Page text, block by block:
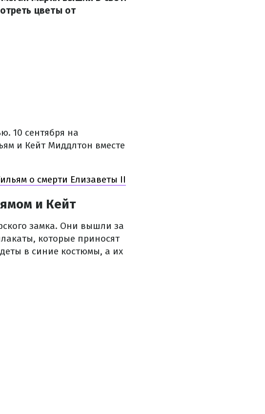
цветы от
10 сентября на
и Кейт Миддлтон вместе
о смерти Елизаветы II
и Кейт
замка. Они вышли за
которые приносят
в синие костюмы, а их